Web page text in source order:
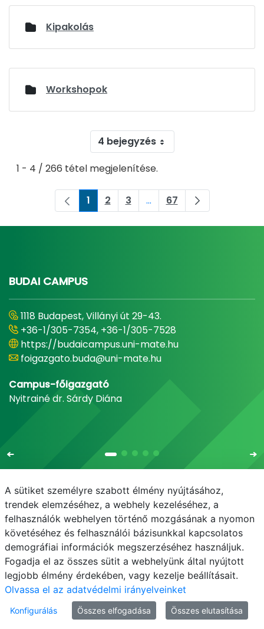
Kipakolás
Workshopok
4 bejegyzés
1 - 4 / 266 tétel megjelenítése.
Oldal
1 Oldal
2 Oldal
3 ...Köztes oldalak
Oldal
67
BUDAI CAMPUS
1118 Budapest, Villányi út 29-43.
+36-1/305-7354, +36-1/305-7528
https://budaicampus.uni-mate.hu
foigazgato.buda@uni-mate.hu
Campus-főigazgató
Nyitrainé dr. Sárdy Diána
E-mail Telefonkönyv NEPTUN
E-learning
Bejelentkezés
Adatvédelem
© MATE 2021
A sütiket személyre szabott élmény nyújtásához,
trendek elemzéséhez, a webhely kezeléséhez, a
felhasználók webhelyen történő mozgásának a nyomon
követéséhez és felhasználói bázisunkkal kapcsolatos
demográfiai információk megszerzéséhez használjuk.
Fogadja el az összes sütit a webhelyünk által nyújtott
legjobb élmény érdekében, vagy kezelje beállításait.
Olvassa el az adatvédelmi irányelveinket
Konfigurálás Összes elfogadása Összes elutasítása